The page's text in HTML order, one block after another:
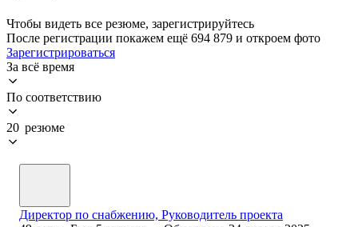
Чтобы видеть все резюме, зарегистрируйтесь
После регистрации покажем ещё 694 879 и откроем фото
Зарегистрироваться
За всё время
По соответствию
20 резюме
Директор по снабжению, Руководитель проекта